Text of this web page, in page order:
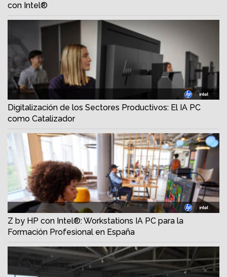
con Intel®
Digitalización de los Sectores Productivos: El IA PC
como Catalizador
Z by HP con Intel®: Workstations IA PC para la
Formación Profesional en España